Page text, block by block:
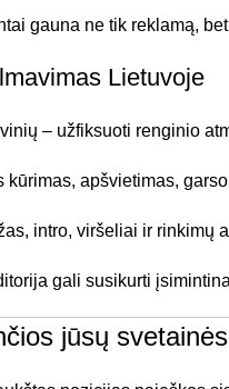
gauna ne tik reklamą,
Lietuvoje
– užfiksuoti renginio
kūrimas, apšvietimas,
intro, viršeliai ir rinkimų
gali susikurti
jūsų